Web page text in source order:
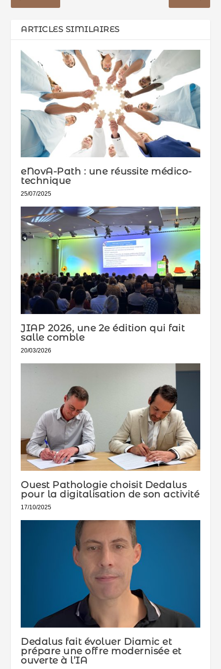
ARTICLES SIMILAIRES
eNovA-Path : une réussite médico-
technique
25/07/2025
JIAP 2026, une 2e édition qui fait
salle comble
20/03/2026
Ouest Pathologie choisit Dedalus
pour la digitalisation de son activité
17/10/2025
Dedalus fait évoluer Diamic et
prépare une offre modernisée et
ouverte à l’IA